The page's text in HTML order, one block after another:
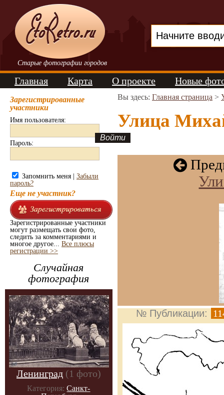
Старые фотографии городов
Главная Карта О проекте Новые
Зарегистрированные
участники
Имя пользователя:
Пароль:
Запомнить меня | Забыли
пароль?
Еще не участник?
Зарегистрированные участники
могут размещать свои фото,
следить за комментариями и
многое другое... Все плюсы
регистрации >>
Случайная
фотография
Ленинград (1 фото)
Категория: Санкт-
Вы здесь: Главная страница >
Улица
№ Публикации: